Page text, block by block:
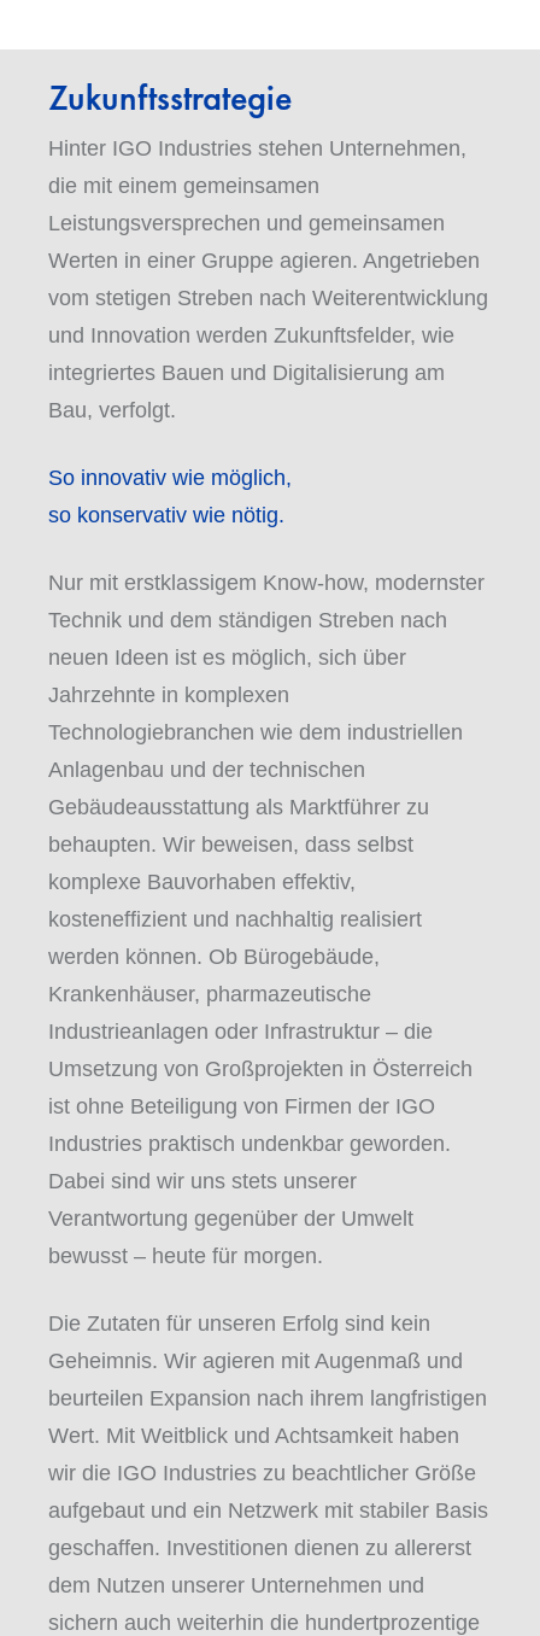
Zukunftsstrategie
Hinter IGO Industries stehen Unternehmen,
die mit einem gemeinsamen
Leistungsversprechen und gemeinsamen
Werten in einer Gruppe agieren. Angetrieben
vom stetigen Streben nach Weiterentwicklung
und Innovation werden Zukunftsfelder, wie
integriertes Bauen und Digitalisierung am
Bau, verfolgt.
So innovativ wie möglich,
so konservativ wie nötig.
Nur mit erstklassigem Know-how, modernster
Technik und dem ständigen Streben nach
neuen Ideen ist es möglich, sich über
Jahrzehnte in komplexen
Technologiebranchen wie dem industriellen
Anlagenbau und der technischen
Gebäudeausstattung als Marktführer zu
behaupten. Wir beweisen, dass selbst
komplexe Bauvorhaben effektiv,
kosteneffizient und nachhaltig realisiert
werden können. Ob Bürogebäude,
Krankenhäuser, pharmazeutische
Industrieanlagen oder Infrastruktur – die
Umsetzung von Großprojekten in Österreich
ist ohne Beteiligung von Firmen der IGO
Industries praktisch undenkbar geworden.
Dabei sind wir uns stets unserer
Verantwortung gegenüber der Umwelt
bewusst – heute für morgen.
Die Zutaten für unseren Erfolg sind kein
Geheimnis. Wir agieren mit Augenmaß und
beurteilen Expansion nach ihrem langfristigen
Wert. Mit Weitblick und Achtsamkeit haben
wir die IGO Industries zu beachtlicher Größe
aufgebaut und ein Netzwerk mit stabiler Basis
geschaffen. Investitionen dienen zu allererst
dem Nutzen unserer Unternehmen und
sichern auch weiterhin die hundertprozentige